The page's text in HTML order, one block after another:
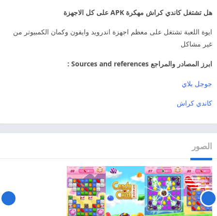
هل تشتغل كاندي كراش مهكرة APK على كل الاجهزة
ايوة اللعبة تشتغل على معظم اجهزة اندرويد وايفون وكمان الكمبيوتر من
غير مشاكل
ابرز المصادر والمراجع Sources and references :
جوجل بلاي
كاندي كراش
الصور